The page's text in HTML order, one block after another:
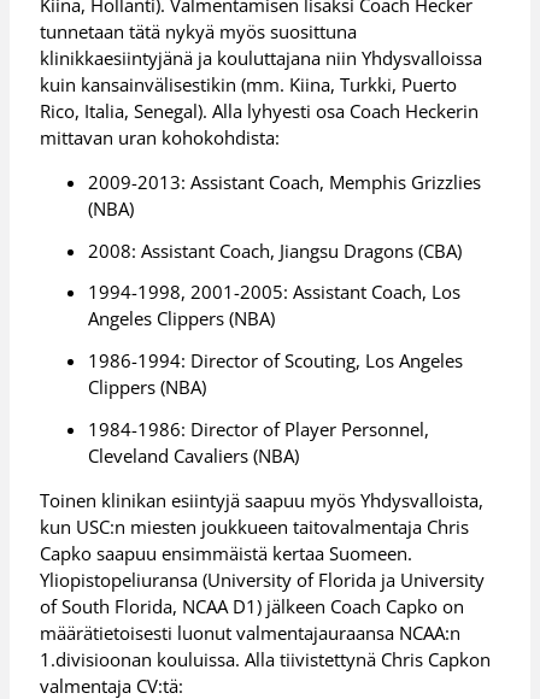
Kiina, Hollanti). Valmentamisen lisäksi Coach Hecker
tunnetaan tätä nykyä myös suosittuna
klinikkaesiintyjänä ja kouluttajana niin Yhdysvalloissa
kuin kansainvälisestikin (mm. Kiina, Turkki, Puerto
Rico, Italia, Senegal). Alla lyhyesti osa Coach Heckerin
mittavan uran kohokohdista:
2009-2013: Assistant Coach, Memphis Grizzlies
(NBA)
2008: Assistant Coach, Jiangsu Dragons (CBA)
1994-1998, 2001-2005: Assistant Coach, Los
Angeles Clippers (NBA)
1986-1994: Director of Scouting, Los Angeles
Clippers (NBA)
1984-1986: Director of Player Personnel,
Cleveland Cavaliers (NBA)
Toinen klinikan esiintyjä saapuu myös Yhdysvalloista,
kun USC:n miesten joukkueen taitovalmentaja Chris
Capko saapuu ensimmäistä kertaa Suomeen.
Yliopistopeliuransa (University of Florida ja University
of South Florida, NCAA D1) jälkeen Coach Capko on
määrätietoisesti luonut valmentajauraansa NCAA:n
1.divisioonan kouluissa. Alla tiivistettynä Chris Capkon
valmentaja CV:tä: